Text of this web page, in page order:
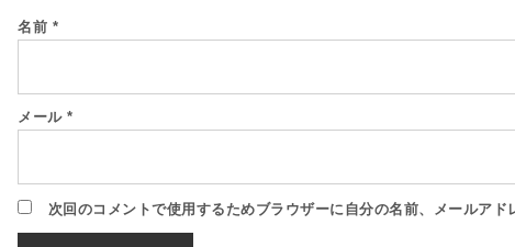
名前 *
メール *
次回のコメントで使用するためブラウザーに自分の名前、メールアド